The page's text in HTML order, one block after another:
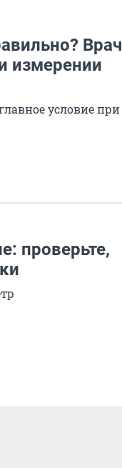
Врач
измерении
условие при
проверьте,